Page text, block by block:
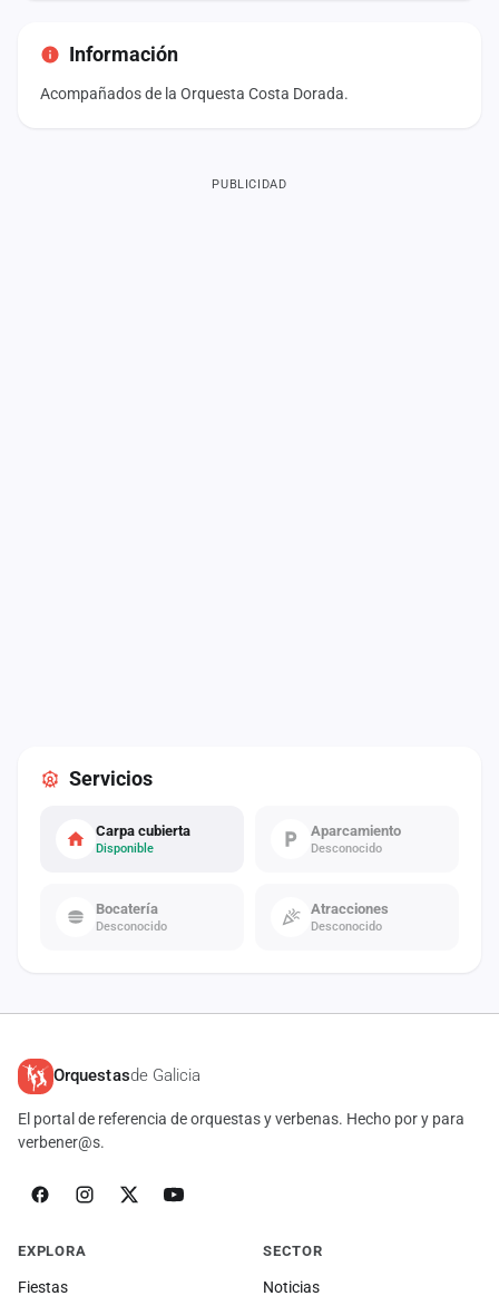
Información
Acompañados de la Orquesta Costa Dorada.
Servicios
Carpa cubierta
Disponible
Aparcamiento
Desconocido
Bocatería
Desconocido
Atracciones
Desconocido
PUBLICIDAD
Orquestasde Galicia
El portal de referencia de orquestas y verbenas. Hecho por y para
verbener@s.
EXPLORA
Fiestas
SECTOR
Noticias